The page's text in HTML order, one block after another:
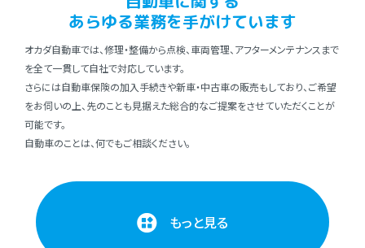
あらゆる業務を⼿がけています
オカダ⾃動⾞では、修理・整備から点検、⾞両管理、アフターメンテナンスまで
を全て⼀貫して⾃社で対応しています。
さらには⾃動⾞保険の加⼊⼿続きや新⾞・中古⾞の販売もしており、ご希望
をお伺いの上、先のことも⾒据えた総合的なご提案をさせていただくことが
可能です。
⾃動⾞のことは、何でもご相談ください。
もっと見る